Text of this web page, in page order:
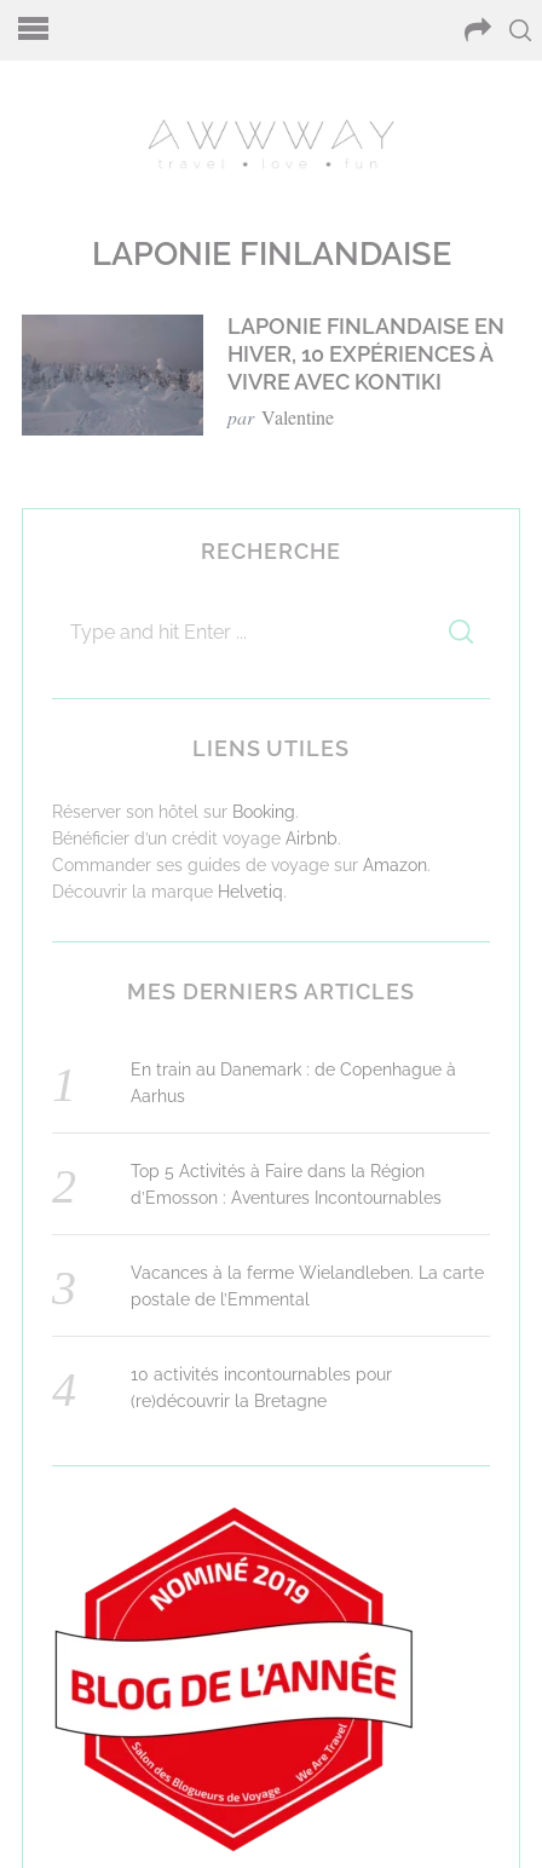
LAPONIE FINLANDAISE
LAPONIE FINLANDAISE EN
HIVER, 10 EXPÉRIENCES À
VIVRE AVEC KONTIKI
par Valentine
RECHERCHE
LIENS UTILES
Réserver son hôtel sur Booking.
Bénéficier d’un crédit voyage Airbnb.
Commander ses guides de voyage sur Amazon.
Découvrir la marque Helvetiq.
MES DERNIERS ARTICLES
En train au Danemark : de Copenhague à
Aarhus
Top 5 Activités à Faire dans la Région
d’Emosson : Aventures Incontournables
Vacances à la ferme Wielandleben. La carte
postale de l’Emmental
10 activités incontournables pour
(re)découvrir la Bretagne